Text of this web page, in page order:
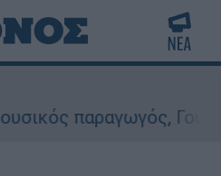
παραγωγός,